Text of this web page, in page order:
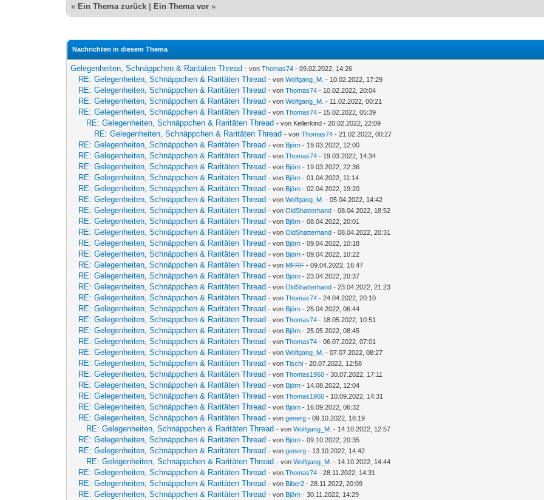
« Ein Thema zurück Ein Thema vor »
Nachrichten in diesem Thema
Gelegenheiten, Schnäppchen & Raritäten Thread - vonThomas74 - 09.02.2022, 14:26
RE: Gelegenheiten, Schnäppchen & Raritäten Thread - vonWolfgang_M. - 10.02.2022, 17:29
RE: Gelegenheiten, Schnäppchen & Raritäten Thread - vonThomas74 - 10.02.2022, 20:04
RE: Gelegenheiten, Schnäppchen & Raritäten Thread - vonWolfgang_M. - 11.02.2022, 00:21
RE: Gelegenheiten, Schnäppchen & Raritäten Thread - vonThomas74 - 15.02.2022, 05:39
RE: Gelegenheiten, Schnäppchen & Raritäten Thread - von Kellerkind - 20.02.2022, 22:09
RE: Gelegenheiten, Schnäppchen & Raritäten Thread - vonThomas74 - 21.02.2022, 00:27
RE: Gelegenheiten, Schnäppchen & Raritäten Thread - von Björn - 19.03.2022, 12:00
RE: Gelegenheiten, Schnäppchen & Raritäten Thread - vonThomas74 - 19.03.2022, 14:34
RE: Gelegenheiten, Schnäppchen & Raritäten Thread - von Björn - 19.03.2022, 22:36
RE: Gelegenheiten, Schnäppchen & Raritäten Thread - von Björn - 01.04.2022, 11:14
RE: Gelegenheiten, Schnäppchen & Raritäten Thread - von Björn - 02.04.2022, 19:20
RE: Gelegenheiten, Schnäppchen & Raritäten Thread - vonWolfgang_M. - 05.04.2022, 14:42
RE: Gelegenheiten, Schnäppchen & Raritäten Thread - vonOldShatterhand - 08.04.2022, 18:52
RE: Gelegenheiten, Schnäppchen & Raritäten Thread - von Björn - 08.04.2022, 20:01
RE: Gelegenheiten, Schnäppchen & Raritäten Thread - vonOldShatterhand - 08.04.2022, 20:31
RE: Gelegenheiten, Schnäppchen & Raritäten Thread - von Björn - 09.04.2022, 10:18
RE: Gelegenheiten, Schnäppchen & Raritäten Thread - von Björn - 09.04.2022, 10:22
RE: Gelegenheiten, Schnäppchen & Raritäten Thread - von MFRF - 09.04.2022, 16:47
RE: Gelegenheiten, Schnäppchen & Raritäten Thread - von Björn - 23.04.2022, 20:37
RE: Gelegenheiten, Schnäppchen & Raritäten Thread - vonOldShatterhand - 23.04.2022, 21:23
RE: Gelegenheiten, Schnäppchen & Raritäten Thread - vonThomas74 - 24.04.2022, 20:10
RE: Gelegenheiten, Schnäppchen & Raritäten Thread - von Björn - 25.04.2022, 06:44
RE: Gelegenheiten, Schnäppchen & Raritäten Thread - vonThomas74 - 18.05.2022, 10:51
RE: Gelegenheiten, Schnäppchen & Raritäten Thread - von Björn - 25.05.2022, 08:45
RE: Gelegenheiten, Schnäppchen & Raritäten Thread - vonThomas74 - 06.07.2022, 07:01
RE: Gelegenheiten, Schnäppchen & Raritäten Thread - vonWolfgang_M. - 07.07.2022, 08:27
RE: Gelegenheiten, Schnäppchen & Raritäten Thread - vonTischi - 20.07.2022, 12:58
RE: Gelegenheiten, Schnäppchen & Raritäten Thread - vonThomas1960 - 30.07.2022, 17:11
RE: Gelegenheiten, Schnäppchen & Raritäten Thread - von Björn - 14.08.2022, 12:04
RE: Gelegenheiten, Schnäppchen & Raritäten Thread - vonThomas1960 - 10.09.2022, 14:31
RE: Gelegenheiten, Schnäppchen & Raritäten Thread - von Björn - 16.09.2022, 06:32
RE: Gelegenheiten, Schnäppchen & Raritäten Thread - vongenerg - 09.10.2022, 18:19
RE: Gelegenheiten, Schnäppchen & Raritäten Thread - vonWolfgang_M. - 14.10.2022, 12:57
RE: Gelegenheiten, Schnäppchen & Raritäten Thread - von Björn - 09.10.2022, 20:35
RE: Gelegenheiten, Schnäppchen & Raritäten Thread - vongenerg - 13.10.2022, 14:42
RE: Gelegenheiten, Schnäppchen & Raritäten Thread - vonWolfgang_M. - 14.10.2022, 14:44
RE: Gelegenheiten, Schnäppchen & Raritäten Thread - vonThomas74 - 28.11.2022, 14:31
RE: Gelegenheiten, Schnäppchen & Raritäten Thread - von Biber2 - 28.11.2022, 20:09
RE: Gelegenheiten, Schnäppchen & Raritäten Thread - von Björn - 30.11.2022, 14:29